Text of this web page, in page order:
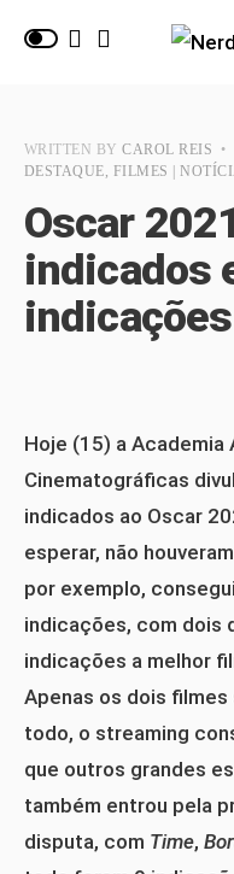
WRITTEN BYCAROL REIS •
DESTAQUE, FILMES |
Oscar
indicados
indicações
Hoje (15) a Academia
Cinematográficas
indicados ao Oscar
esperar, não
por exemplo,
indicações, com dois
indicações a melhor
Apenas os dois
todo, o streaming
que outros grandes
também entrou pela
disputa, com Time,